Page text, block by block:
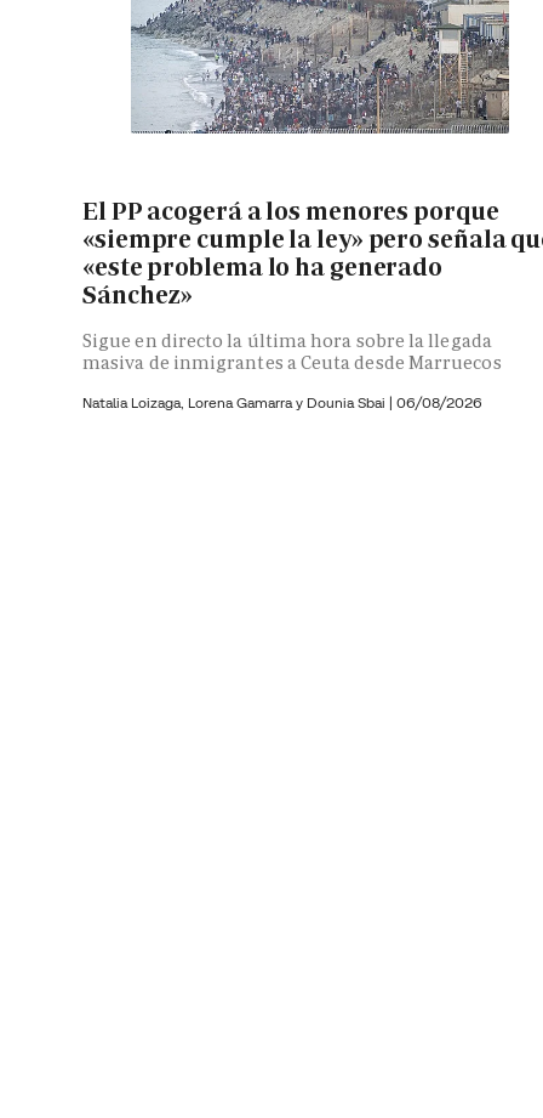
El PP acogerá a los menores porque
«siempre cumple la ley» pero señala
«este problema lo ha generado
Sánchez»
Sigue en directo la última hora sobre la llegada
masiva de inmigrantes a Ceuta desde Marruecos
Natalia Loizaga, Lorena Gamarra y Dounia Sbai | 06/08/2026